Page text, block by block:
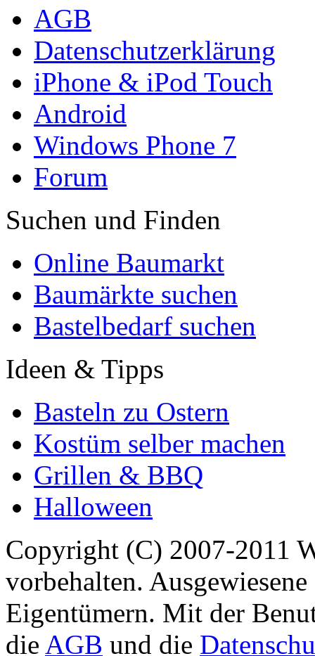
AGB
Datenschutzerklärung
iPhone & iPod Touch
Android
Windows Phone 7
Forum
Suchen und Finden
Online Baumarkt
Baumärkte suchen
Bastelbedarf suchen
Ideen & Tipps
Basteln zu Ostern
Kostüm selber machen
Grillen & BBQ
Halloween
Copyright (C) 2007-2011
vorbehalten.
Eigentümern. Mit der
die AGB und die